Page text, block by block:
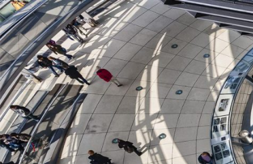
Skip
to
content